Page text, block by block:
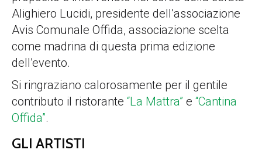
Alighiero Lucidi, presidente dell’associazione
Avis Comunale Offida, associazione scelta
come madrina di questa prima edizione
dell’evento.
Si ringraziano calorosamente per il gentile
contributo il ristorante “La Mattra” e “Cantina
Offida”.
GLI ARTISTI